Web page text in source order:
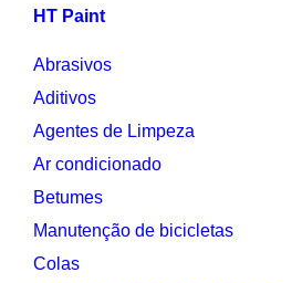
HT Paint
Abrasivos
Aditivos
Agentes de Limpeza
Ar condicionado
Betumes
Manutenção de bicicletas
Colas